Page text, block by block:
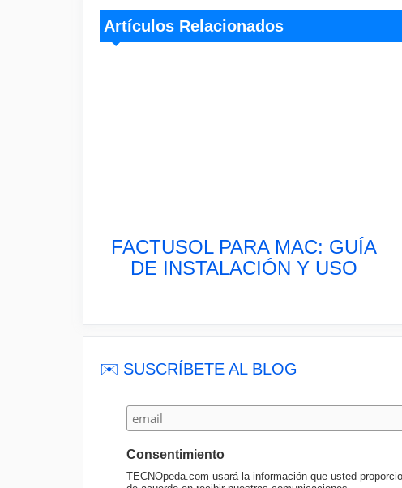
Artículos Relacionados
FACTUSOL PARA MAC: GUÍA
DE INSTALACIÓN Y USO
✉️ SUSCRÍBETE AL BLOG
Consentimiento
TECNOpeda.com usará la información que usted